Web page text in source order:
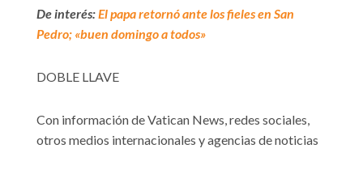
De interés:El papa retornó ante los fieles en San
Pedro; «buen domingo a todos»
DOBLE LLAVE
Con información de Vatican News, redes sociales,
otros medios internacionales y agencias de noticias